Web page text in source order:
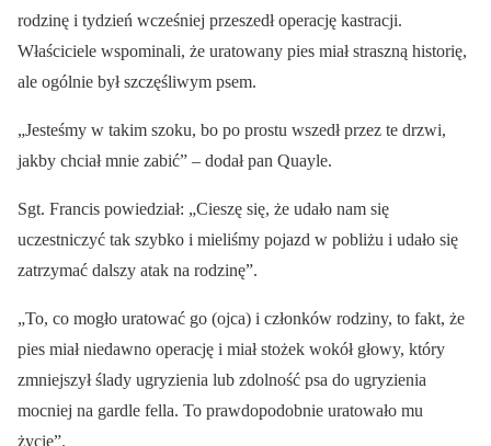
rodzinę i tydzień wcześniej przeszedł operację kastracji.
Właściciele wspominali, że uratowany pies miał straszną historię,
ale ogólnie był szczęśliwym psem.
„Jesteśmy w takim szoku, bo po prostu wszedł przez te drzwi,
jakby chciał mnie zabić” – dodał pan Quayle.
Sgt. Francis powiedział: „Cieszę się, że udało nam się
uczestniczyć tak szybko i mieliśmy pojazd w pobliżu i udało się
zatrzymać dalszy atak na rodzinę”.
„To, co mogło uratować go (ojca) i członków rodziny, to fakt, że
pies miał niedawno operację i miał stożek wokół głowy, który
zmniejszył ślady ugryzienia lub zdolność psa do ugryzienia
mocniej na gardle fella. To prawdopodobnie uratowało mu
życie”.